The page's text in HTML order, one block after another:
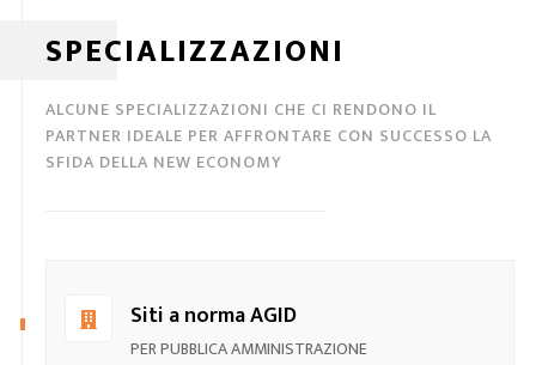
SPECIALIZZAZIONI
ALCUNE SPECIALIZZAZIONI CHE CI RENDONO IL
PARTNER IDEALE PER AFFRONTARE CON SUCCESSO LA
SFIDA DELLA NEW ECONOMY
Siti a norma AGID
PER PUBBLICA AMMINISTRAZIONE